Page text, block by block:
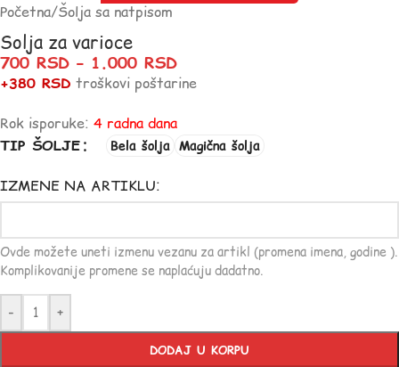
Početna/Šolja sa natpisom
Solja za varioce
700 RSD – 1.000 RSD
+380 RSD troškovi poštarine
Rok isporuke: 4 radna dana
TIP ŠOLJE
Bela šolja Magična šolja
IZMENE NA ARTIKLU:
Ovde možete uneti izmenu vezanu za artikl (promena imena, godine ).
Komplikovanije promene se naplaćuju dadatno.
- +
DODAJ U KORPU